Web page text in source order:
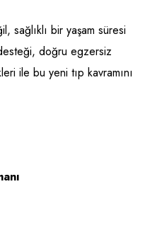
sağlıklı bir yaşam süresi
doğru egzersiz
ile bu yeni tıp kavramını